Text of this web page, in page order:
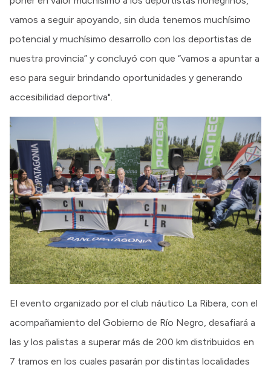
vamos a seguir apoyando, sin duda tenemos muchísimo
potencial y muchísimo desarrollo con los deportistas de
nuestra provincia” y concluyó con que “vamos a apuntar a
eso para seguir brindando oportunidades y generando
accesibilidad deportiva".
El evento organizado por el club náutico La Ribera, con el
acompañamiento del Gobierno de Río Negro, desafiará a
las y los palistas a superar más de 200 km distribuidos en
7 tramos en los cuales pasarán por distintas localidades